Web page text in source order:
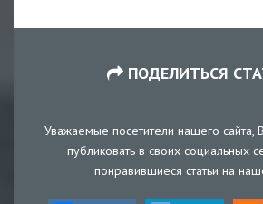
ПОДЕЛИТЬСЯ
Уважаемые посетители нашего
публиковать в своих социальных
понравившиеся статьи на